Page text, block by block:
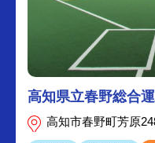
高知県立春野総合
高知市春野町芳原